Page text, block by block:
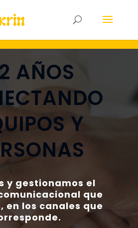
AÑOS
Y
y gestionamos el
que
en los canales que